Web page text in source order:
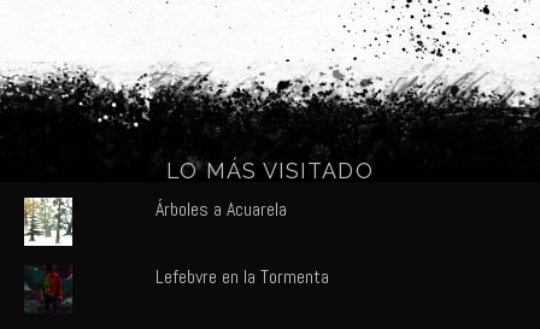
LO MÁS VISITADO
Árboles a Acuarela
Lefebvre en la Tormenta